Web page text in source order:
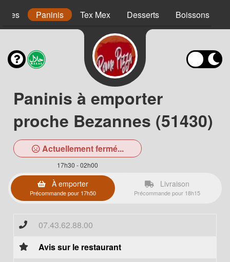
Paninis Tex Mex Desserts Boissons
Paninis à emporter
proche Bezannes (51430)
Actuellement fermé...
17h30 - 02h00
À emporter
Précommande pour 17h50
Livraison
Précommande pour 18h15
07.43.62.88.00
Avis sur le restaurant